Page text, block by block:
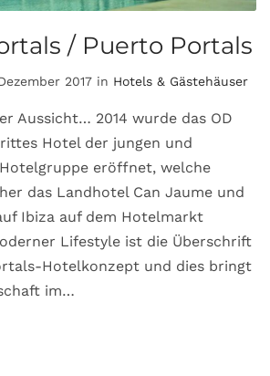
/ Puerto Portals
2017 in Hotels & Gästehäuser
Aussicht… 2014 wurde das OD
Hotel der jungen und
eröffnet, welche
das Landhotel Can Jaume und
Ibiza auf dem Hotelmarkt
Lifestyle ist die Überschrift
Hotelkonzept und dies bringt
im…